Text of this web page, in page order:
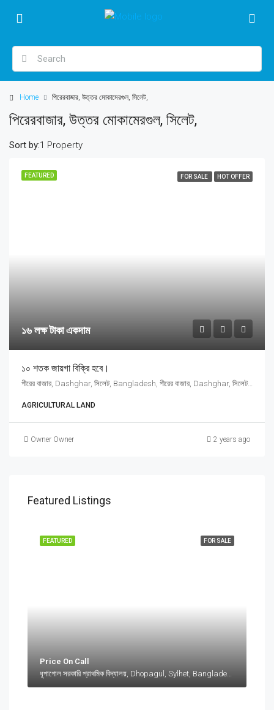
Home পিরেরবাজার, উত্তর মোকামেরগুল, সিলেট,
পিরেরবাজার, উত্তর মোকামেরগুল, সিলেট,
1 Property
Sort by:
FEATURED FOR SALE HOT OFFER
১৬ লক্ষ টাকা একদাম
১০ শতক জায়গা বিক্রি হবে।
AGRICULTURAL LAND
Owner Owner 2 years ago
Featured Listings
FOR SALE
FEATURED
Price On Call
ধূপাগোল সরকারি প্রাথমিক বিদ্যালয়, Dhopagul, Sylhet, Bangladesh, ধূপাগোল সরকারি প্রাথমিক বিদ্যালয়, Dhopagul, Sylhet, Bangladesh, Dhopagul, Sylhet Division